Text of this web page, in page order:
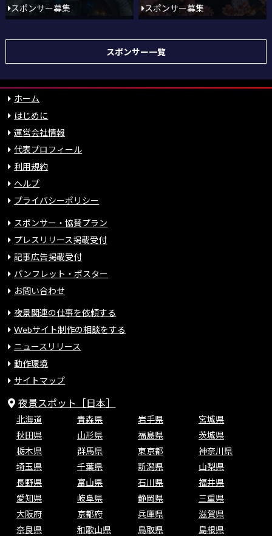
スポンサー募集 スポンサー募集
スポンサー一覧
ホーム
はじめに
運営会社情報
代表プロフィール
利用規約
ヘルプ
プライバシーポリシー
スポンサー・協賛プラン
プレスリリース掲載受付
記事広告掲載受付
パンフレット・ポスター
お問い合わせ
夜景関連の仕事を依頼する
Webサイト制作の相談をする
ニュースリリース
動作環境
サイトマップ
夜景スポット［日本］
北海道 青森県 岩手県
宮城県
秋田県
山形県 福島県
茨城県
栃木県
群馬県 東京都
神奈川県
埼玉県
千葉県 新潟県
山梨県
長野県
富山県 石川県
福井県
愛知県
岐阜県 静岡県
三重県
大阪府
京都府 兵庫県
滋賀県
奈良県
和歌山県 鳥取県
島根県